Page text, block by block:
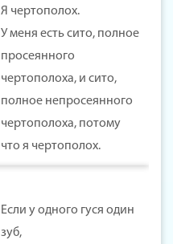
Я чертополох.
У меня есть сито, полное
просеянного
чертополоха, и сито,
полное непросеянного
чертополоха, потому
что я чертополох.
Если у одного гуся один
зуб,